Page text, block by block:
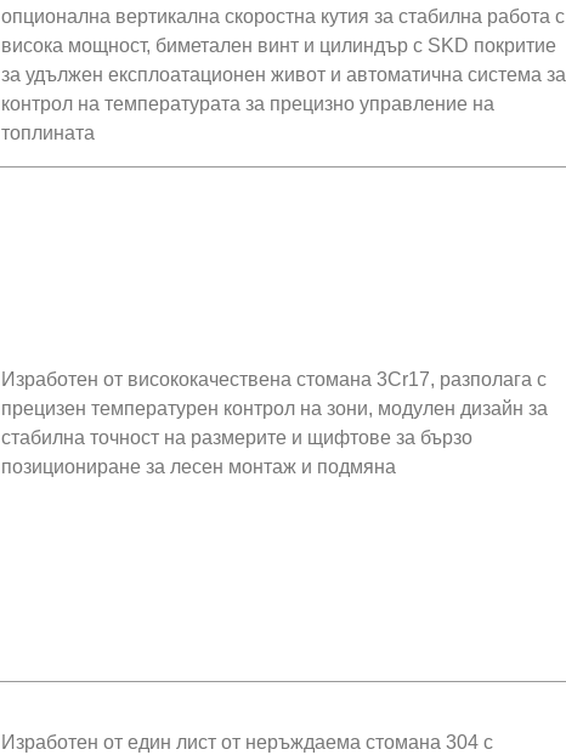
опционална вертикална скоростна кутия за стабилна работа с
висока мощност, биметален винт и цилиндър с SKD покритие
за удължен експлоатационен живот и автоматична система за
контрол на температурата за прецизно управление на
топлината
Изработен от висококачествена стомана 3Cr17, разполага с
прецизен температурен контрол на зони, модулен дизайн за
стабилна точност на размерите и щифтове за бързо
позициониране за лесен монтаж и подмяна
Изработен от един лист от неръждаема стомана 304 с